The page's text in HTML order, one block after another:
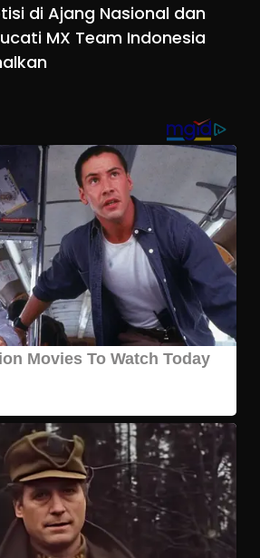
di Ajang Nasional dan
MX Team Indonesia